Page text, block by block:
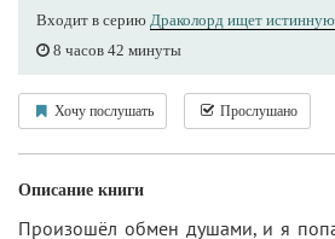
Входит в серию Драколорд ищет
8 часов 42 минуты
Хочу послушать Прослушано
Описание книги
Произошёл обмен душами, и я